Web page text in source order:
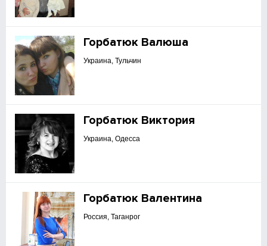
Горбатюк Валюша
Украина, Тульчин
Горбатюк Виктория
Украина, Одесса
Горбатюк Валентина
Россия, Таганрог